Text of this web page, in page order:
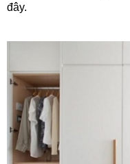
đây.